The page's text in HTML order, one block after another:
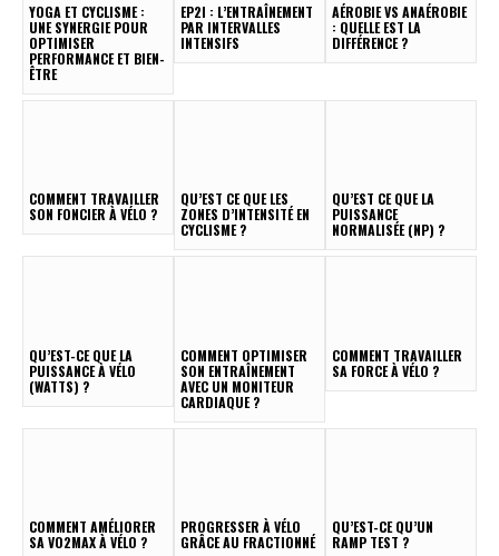
YOGA ET CYCLISME :
UNE SYNERGIE POUR
OPTIMISER
PERFORMANCE ET BIEN-
ÊTRE
EP2I : L’ENTRAÎNEMENT
PAR INTERVALLES
INTENSIFS
AÉROBIE VS ANAÉROBIE
: QUELLE EST LA
DIFFÉRENCE ?
COMMENT TRAVAILLER
SON FONCIER À VÉLO ?
QU’EST CE QUE LES
ZONES D’INTENSITÉ EN
CYCLISME ?
QU’EST CE QUE LA
PUISSANCE
NORMALISÉE (NP) ?
QU’EST-CE QUE LA
PUISSANCE À VÉLO
(WATTS) ?
COMMENT OPTIMISER
SON ENTRAÎNEMENT
AVEC UN MONITEUR
CARDIAQUE ?
COMMENT TRAVAILLER
SA FORCE À VÉLO ?
COMMENT AMÉLIORER
SA VO2MAX À VÉLO ?
PROGRESSER À VÉLO
GRÂCE AU FRACTIONNÉ
QU’EST-CE QU’UN
RAMP TEST ?